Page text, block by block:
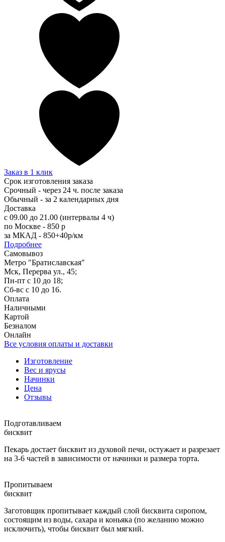
Заказ в 1 клик
Срок изготовления заказа
Срочный - через 24 ч. после заказа
Обычный - за 2 календарных дня
Доставка
с 09.00 до 21.00 (интервалы 4 ч)
по Москве - 850 р
за МКАД - 850+40р/км
Подробнее
Самовывоз
Метро "Братиславская"
Мск, Перерва ул., 45;
Пн-пт с 10 до 18;
Сб-вс с 10 до 16.
Оплата
Наличными
Картой
Безналом
Онлайн
Все условия оплаты и доставки
Изготовление
Вес и ярусы
Начинки
Цена
Отзывы
Подготавливаем
бисквит
Пекарь достает бисквит из духовой печи, остужает и разрезает
на 3-6 частей в зависимости от начинки и размера торта.
Пропитываем
бисквит
Заготовщик пропитывает каждый слой бисквита сиропом,
состоящим из воды, сахара и коньяка (по желанию можно
исключить), чтобы бисквит был мягкий.